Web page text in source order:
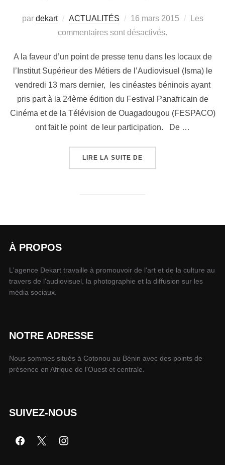
par dekart ACTUALITÉS 16 mars 2015
Les
commentaires sont désactivés.
A la faveur d’un point de presse tenu dans les locaux de
l’Institut Supérieur des Métiers de l’Audiovisuel (Isma) le
vendredi 13 mars dernier, les cinéastes béninois ayant
pris part à la 24ème édition du Festival Panafricain de
Cinéma et de la Télévision de Ouagadougou (FESPACO)
ont fait le point de leur participation. De …
LIRE LA SUITE DE
À PROPOS
L'agence Dekart travaille à promouvoir de l'art et de la culture au
travers de l'audiovisuel, la photographie et la diffusion sur les
média sociaux.
NOTRE ADRESSE
Nous sommes situés à Cotonou au Bénin avec des points de
présence en Afrique de l'Ouest et centrale.
SUIVEZ-NOUS